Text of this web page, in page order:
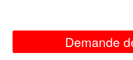
Demande